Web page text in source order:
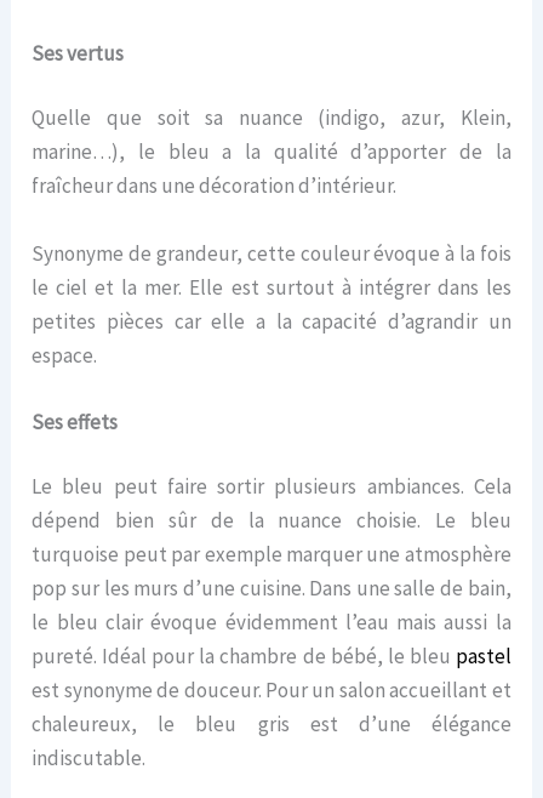
Ses vertus
Quelle que soit sa nuance (indigo, azur, Klein,
marine…), le bleu a la qualité d’apporter de la
fraîcheur dans une décoration d’intérieur.
Synonyme de grandeur, cette couleur évoque à la fois
le ciel et la mer. Elle est surtout à intégrer dans les
petites pièces car elle a la capacité d’agrandir un
espace.
Ses effets
Le bleu peut faire sortir plusieurs ambiances. Cela
dépend bien sûr de la nuance choisie. Le bleu
turquoise peut par exemple marquer une atmosphère
pop sur les murs d’une cuisine. Dans une salle de bain,
le bleu clair évoque évidemment l’eau mais aussi la
pureté. Idéal pour la chambre de bébé, le bleu pastel
est synonyme de douceur. Pour un salon accueillant et
chaleureux, le bleu gris est d’une élégance
indiscutable.